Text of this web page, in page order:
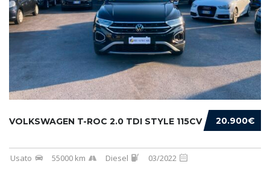
20.900€
VOLKSWAGEN T-ROC 2.0 TDI STYLE 115CV
Usato 55000 km Diesel 03/2022